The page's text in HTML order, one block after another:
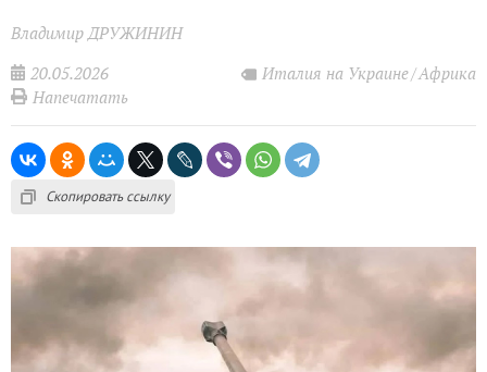
Владимир ДРУЖИНИН
20.05.2026
Италия на Украине Африка
Напечатать
Скопировать ссылку